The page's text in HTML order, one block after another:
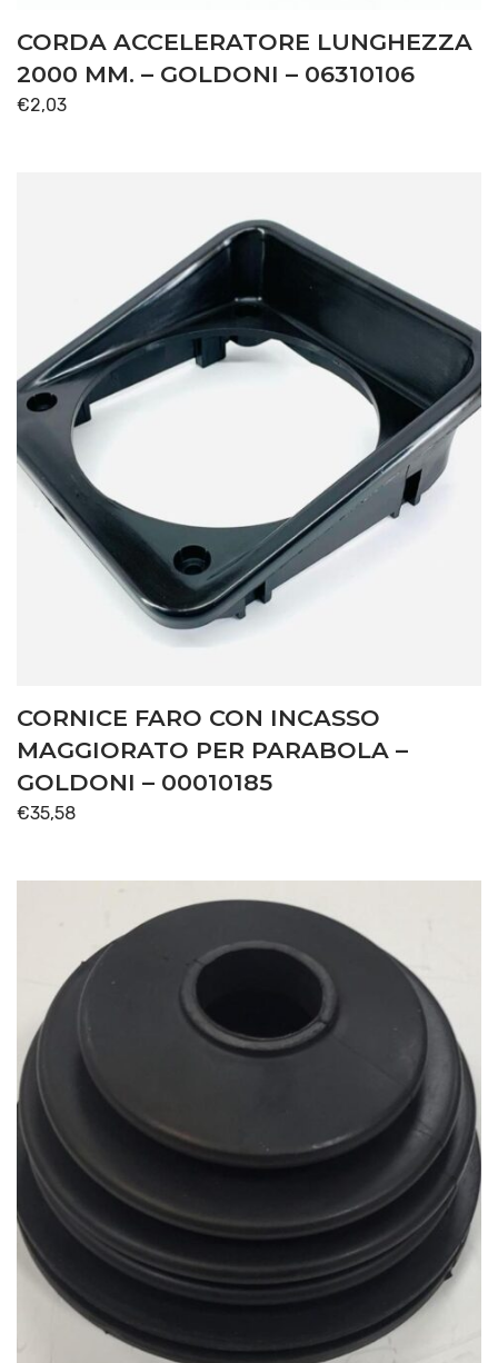
CORDA ACCELERATORE LUNGHEZZA
2000 MM. – GOLDONI – 06310106
€2,03
CORNICE FARO CON INCASSO
MAGGIORATO PER PARABOLA –
GOLDONI – 00010185
€35,58